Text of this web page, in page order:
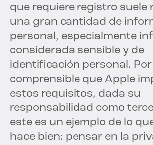
que requiere registro suele
una gran cantidad de
personal, especialmente
considerada sensible y de
identificación personal.
comprensible que Apple
estos requisitos, dada su
responsabilidad como
este es un ejemplo de lo
hace bien: pensar en la